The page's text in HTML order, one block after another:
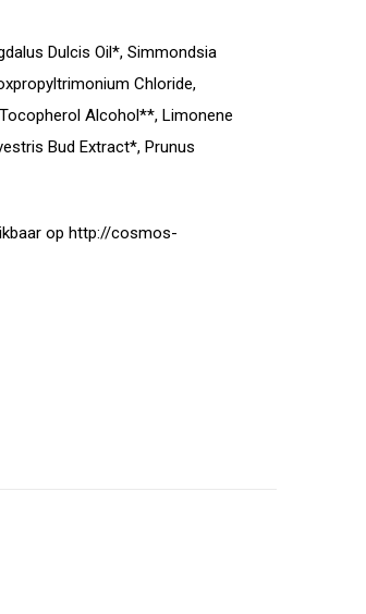
Dulcis Oil*, Simmondsia
Chloride,
Alcohol**, Limonene
Bud Extract*, Prunus
op http://cosmos-